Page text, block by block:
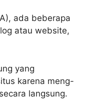
ada beberapa
atau website,
yang
karena meng-
langsung.